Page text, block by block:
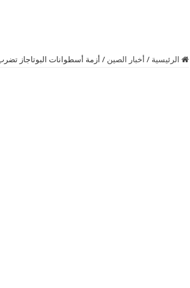
الرئيسية / أخبار الصين / أزمة أسطوانات البوتاجاز